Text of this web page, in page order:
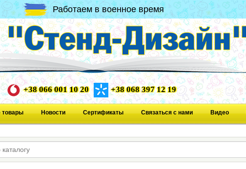
Работаем в военное время
+38 066 001 10 20 +38 068 397 12 19
товары Новости Сертификаты Связаться с нами Видео